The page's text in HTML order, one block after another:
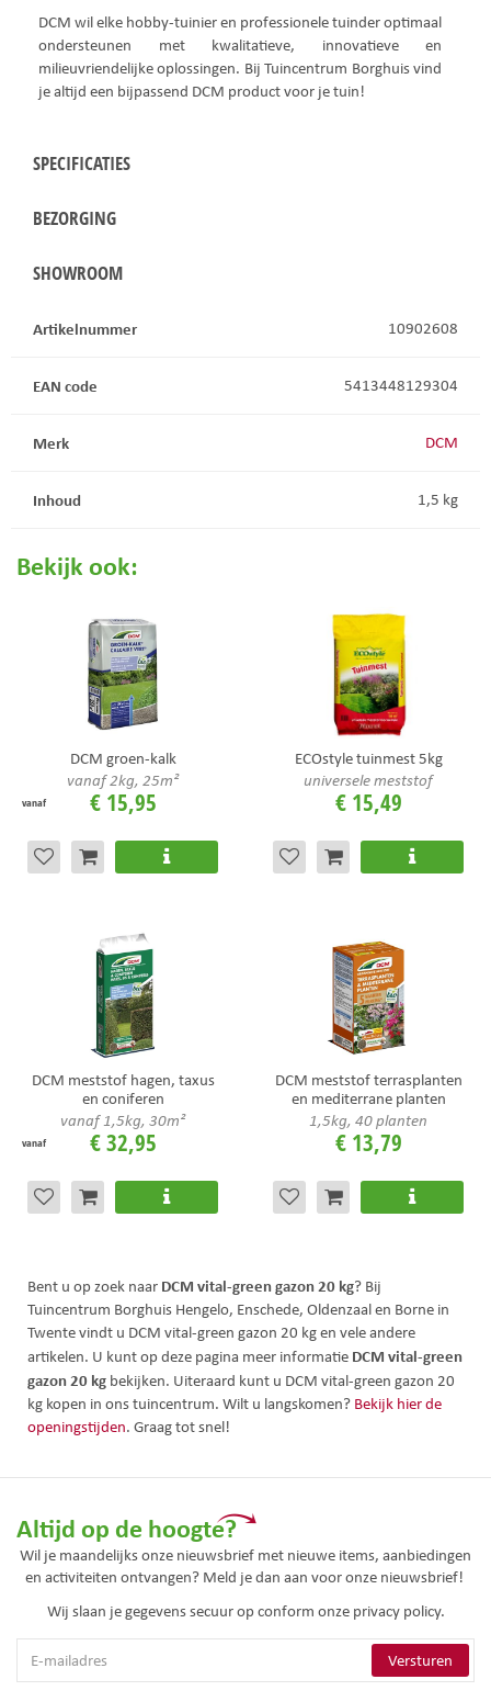
DCM wil elke hobby-tuinier en professionele tuinder optimaal
ondersteunen met kwalitatieve, innovatieve en
milieuvriendelijke oplossingen. Bij Tuincentrum Borghuis vind
je altijd een bijpassend DCM product voor je tuin!
SPECIFICATIES
BEZORGING
SHOWROOM
Artikelnummer 10902608
EAN code 5413448129304
Merk DCM
Inhoud 1,5 kg
Bekijk ook:
DCM groen-kalk
vanaf 2kg, 25m²
vanaf € 15,95
ECOstyle tuinmest 5kg
universele meststof
€ 15,49
DCM meststof hagen, taxus
en coniferen
vanaf 1,5kg, 30m²
vanaf €32,95
DCM meststof terrasplanten
en mediterrane planten
1,5kg, 40 planten
€ 13,79
Bent u op zoek naar DCM vital-green gazon 20 kg? Bij
Tuincentrum Borghuis Hengelo, Enschede, Oldenzaal en Borne in
Twente vindt u DCM vital-green gazon 20 kg en vele andere
artikelen. U kunt op deze pagina meer informatie DCM vital-green
gazon 20 kg bekijken. Uiteraard kunt u DCM vital-green gazon 20
kg kopen in ons tuincentrum. Wilt u langskomen? Bekijk hier de
openingstijden. Graag tot snel!
Altijd op de hoogte?
Wil je maandelijks onze nieuwsbrief met nieuwe items, aanbiedingen
en activiteiten ontvangen? Meld je dan aan voor onze nieuwsbrief!
Wij slaan je gegevens secuur op conform onze privacy policy.